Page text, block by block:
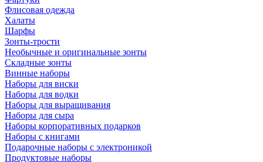
Флисовая одежда
Халаты
Шарфы
Зонты-трости
Необычные и оригинальные зонты
Складные зонты
Винные наборы
Наборы для виски
Наборы для водки
Наборы для выращивания
Наборы для сыра
Наборы корпоративных подарков
Наборы с книгами
Подарочные наборы с электроникой
Продуктовые наборы